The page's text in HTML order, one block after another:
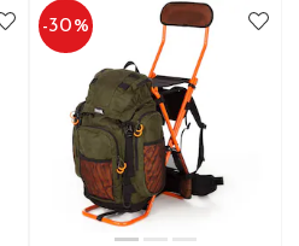
-30%